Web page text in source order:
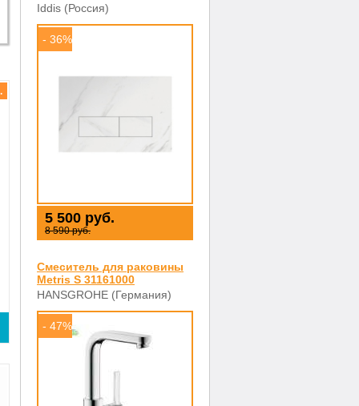
Iddis (Россия)
- 36%
5 500 руб.
8 590 руб.
Смеситель для раковины
Metris S 31161000
HANSGROHE (Германия)
- 47%